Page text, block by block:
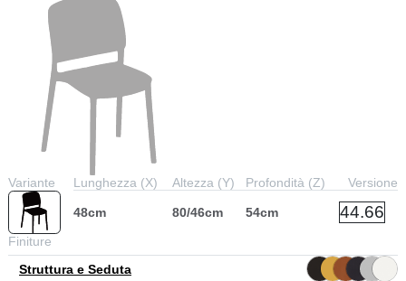
Variante Lunghezza (X) Altezza (Y) Profondità (Z) Versione
48cm 80/46cm 54cm 44.66
Finiture
Struttura e Seduta